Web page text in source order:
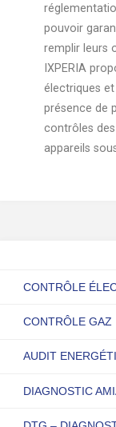
pouvoir
remplir leurs
IXPERIA
électriques
présence de
contrôles
appareils
CONTRÔLE
CONTRÔLE GAZ
AUDIT
DIAGNOSTIC